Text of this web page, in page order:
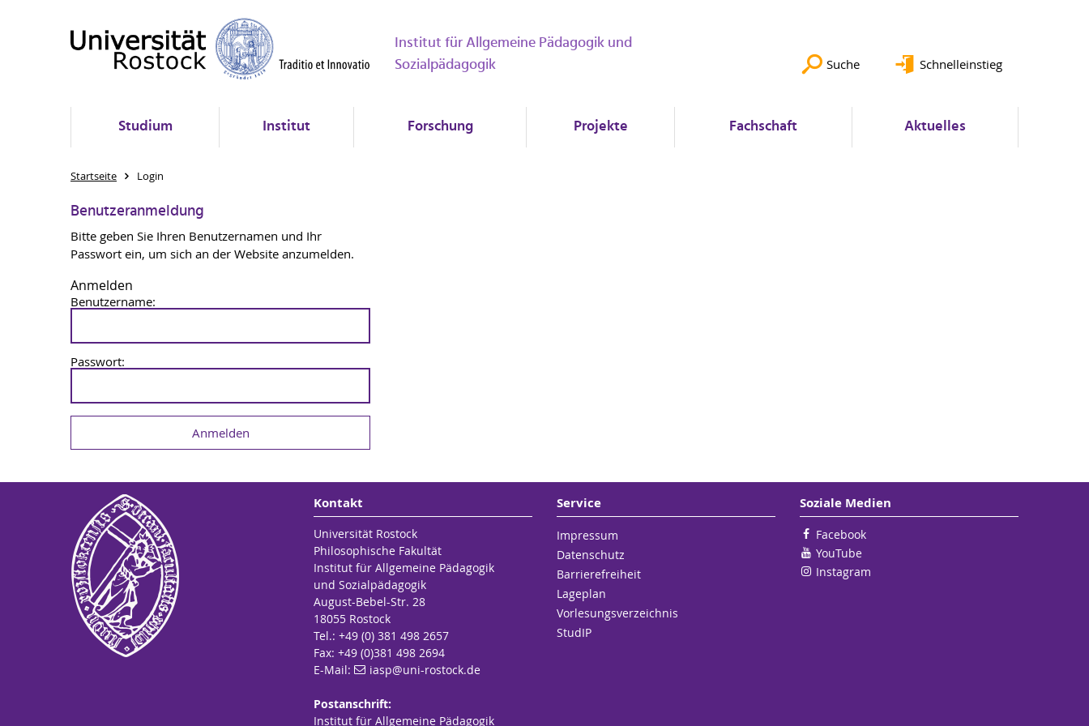
Institut für Allgemeine Pädagogik und
Sozialpädagogik
Suche Schnelleinstieg
Studium Institut Forschung Projekte Fachschaft Aktuelles
Startseite Login
Benutzeranmeldung
Bitte geben Sie Ihren Benutzernamen und Ihr
Passwort ein, um sich an der Website anzumelden.
Anmelden
Benutzername:
Passwort:
Kontakt
Universität Rostock
Philosophische Fakultät
Institut für Allgemeine Pädagogik
und Sozialpädagogik
August-Bebel-Str. 28
18055 Rostock
Tel.: +49 (0) 381 498 2657
Fax: +49 (0)381 498 2694
E-Mail:
iasp@uni-rostock.de
Postanschrift:
Institut für Allgemeine Pädagogik
Service
Impressum
Datenschutz
Barrierefreiheit
Lageplan
Vorlesungsverzeichnis
StudIP
Soziale Medien
Facebook
YouTube
Instagram